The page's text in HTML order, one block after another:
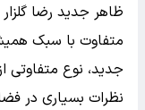
ظاهر جدید رضا
متفاوت با سبک
جدید، نوع متفاوتی
نظرات بسیاری در